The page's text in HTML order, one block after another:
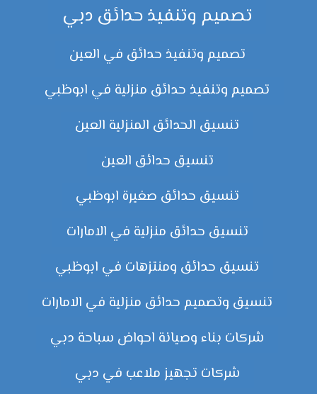
تصميم وتنفيذ حدائق دبي
تصميم وتنفيذ حدائق في العين
تصميم وتنفيذ حدائق منزلية في ابوظبي
تنسيق الحدائق المنزلية العين
تنسيق حدائق العين
تنسيق حدائق صغيرة ابوظبي
تنسيق حدائق منزلية في الامارات
تنسيق حدائق ومنتزهات في ابوظبي
تنسيق وتصميم حدائق منزلية في الامارات
شركات بناء وصيانة احواض سباحة دبي
شركات تجهيز ملاعب في دبي